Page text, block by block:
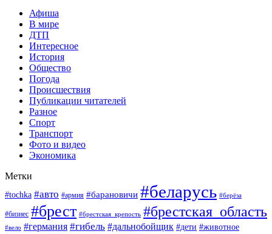
Афиша
В мире
ДТП
Интересное
История
Общество
Погода
Происшествия
Публикации читателей
Разное
Спорт
Транспорт
Фото и видео
Экономика
Метки
#tochka #авто #армия #барановичи #беларусь #берёза
#бизнес #брест #брестская_крепость #брестская_область
#вело #германия #гибель #дальнобойщик #дети #животное